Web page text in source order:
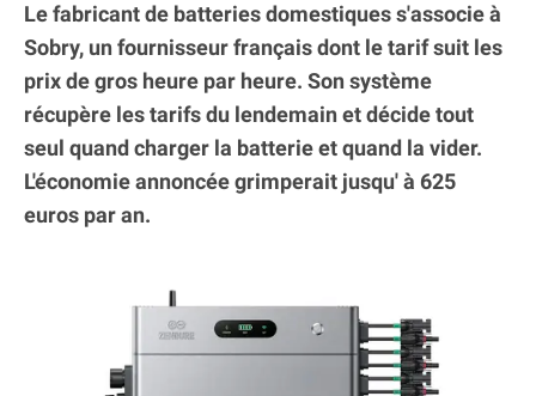
Le fabricant de batteries domestiques s'associe à
Sobry, un fournisseur français dont le tarif suit les
prix de gros heure par heure. Son système
récupère les tarifs du lendemain et décide tout
seul quand charger la batterie et quand la vider.
L'économie annoncée grimperait jusqu' à 625
euros par an.